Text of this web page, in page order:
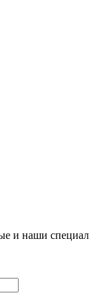
и наши